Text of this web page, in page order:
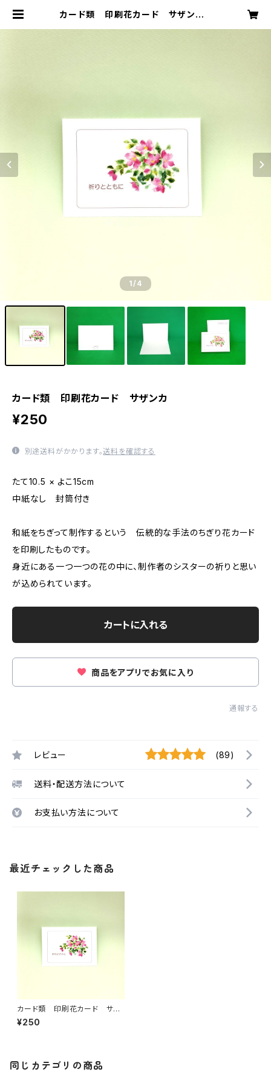
カード類 印刷花カード サザンカ |
1/4
カード類 印刷花カード サザンカ
¥250
別途送料がかかります。送料を確認する
たて10.5 × よこ15cm
中紙なし 封筒付き
和紙をちぎって制作するという 伝統的な手法のちぎり花カード
を印刷したものです。
身近にある一つ一つの花の中に、制作者のシスターの祈りと思い
が込められています。
カートに入れる
商品をアプリでお気に入り
通報する
レビュー (89)
送料・配送方法について
お支払い方法について
最近チェックした商品
カード類 印刷花カード サザ
ンカ
¥250
同じカテゴリの商品